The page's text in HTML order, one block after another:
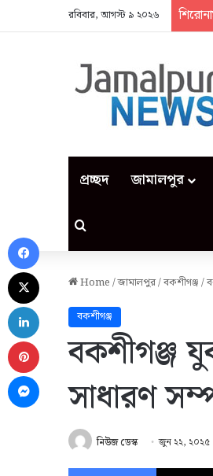
রবিবার, আগস্ট ৯ ২০২৬
প্রচ্ছদ জামালপুর
Search for
Home/জামালপুর/বকশীগঞ্জ/
বকশীগঞ্জ
বকশীগঞ্জ
সাধারণ
নিউজ ডেস্ক জুন ২২, ২০২৫
Facebook
Facebook
LinkedIn
Pinterest